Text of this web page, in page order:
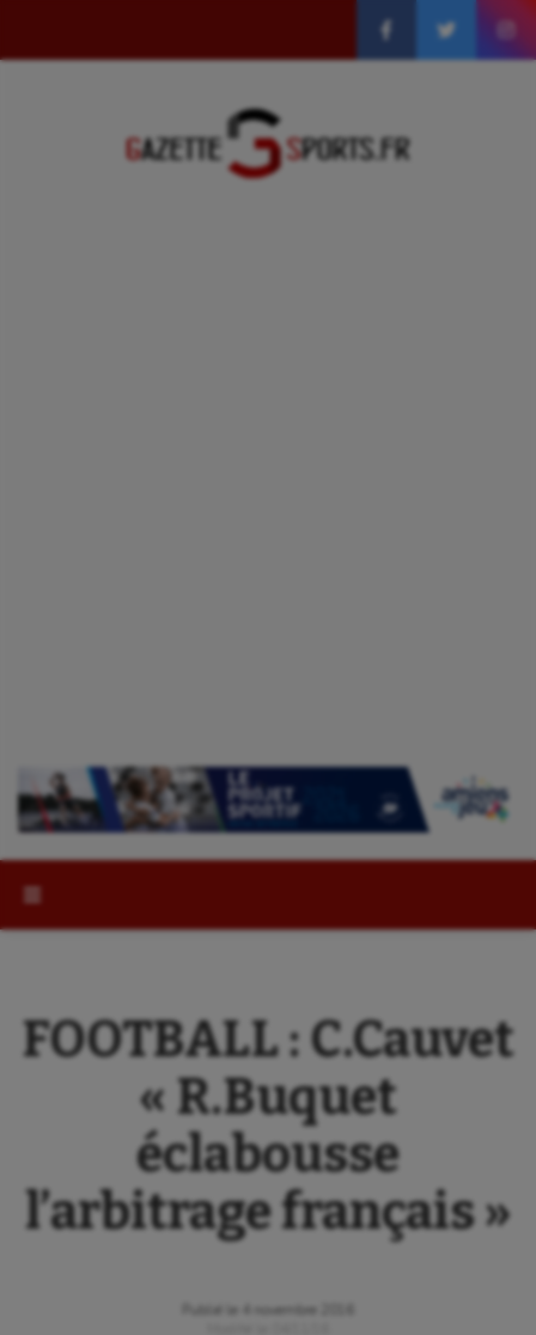
FOOTBALL : C.Cauvet
« R.Buquet
éclabousse
l’arbitrage français »
Publié le
4 novembre 2016